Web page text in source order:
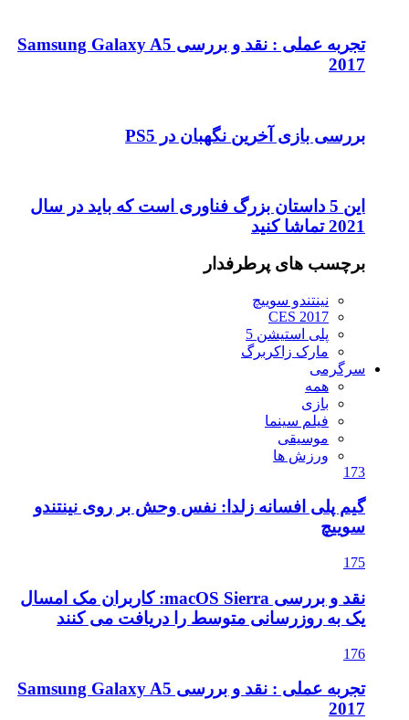
تجربه عملی : نقد و بررسی Samsung Galaxy A5
2017
بررسی بازی آخرین نگهبان در PS5
این 5 داستان بزرگ فناوری است که باید در سال
2021 تماشا کنید
برچسب های پرطرفدار
نینتندو سوییچ
CES 2017
پلی استیشن 5
مارک زاکربرگ
سرگرمی
همه
بازی
فیلم سینما
موسیقی
ورزش ها
173
گیم پلی افسانه زلدا: نفس وحش بر روی نینتندو
سوییچ
175
نقد و بررسی macOS Sierra: کاربران مک امسال
یک به روزرسانی متوسط را دریافت می کنند
176
تجربه عملی : نقد و بررسی Samsung Galaxy A5
2017